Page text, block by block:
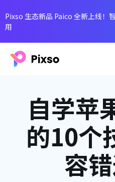
Pixso 生态新品 Paico 全新上线！
用
自学苹
的10个
容错